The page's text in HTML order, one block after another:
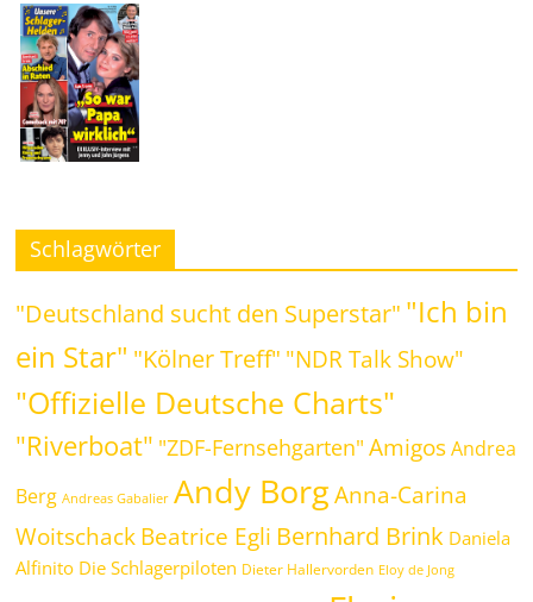
Schlagwörter
"Deutschland sucht den Superstar" "Ich bin
ein Star" "Kölner Treff" "NDR Talk Show"
"Offizielle Deutsche Charts"
"Riverboat" "ZDF-Fernsehgarten" Amigos Andrea
Berg Andreas Gabalier Andy Borg Anna-Carina
WoitschackBeatrice Egli Bernhard Brink Daniela
Alfinito Die Schlagerpiloten Dieter Hallervorden Eloy de Jong